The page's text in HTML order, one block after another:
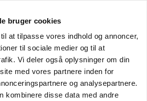
bruger cookies
at tilpasse vores indhold og annoncer,
til sociale medier og til at
Vi deler også oplysninger om din
med vores partnere inden for
og analysepartnere.
kombinere disse data med andre
Tjek: Små justeringer kan give
Annonce